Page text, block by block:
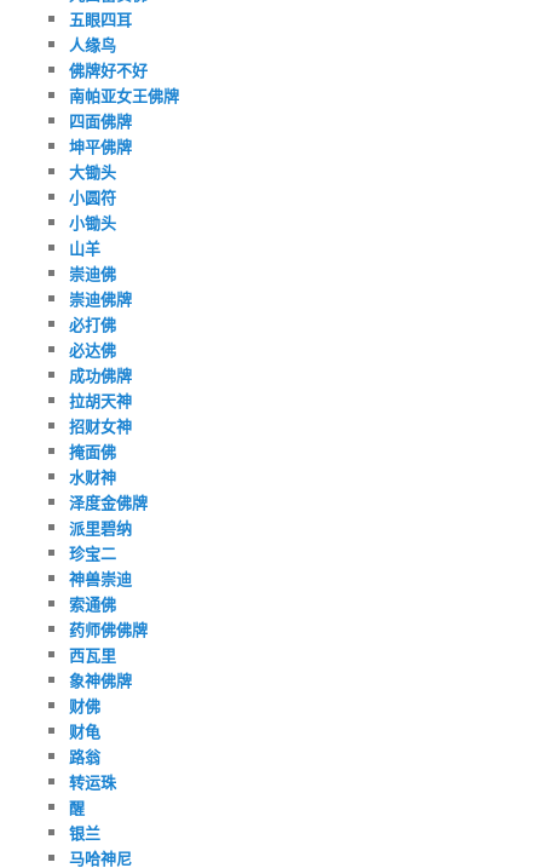
五眼四耳
人缘鸟
佛牌好不好
南帕亚女王佛牌
四面佛牌
坤平佛牌
大锄头
小圆符
小锄头
山羊
崇迪佛
崇迪佛牌
必打佛
必达佛
成功佛牌
拉胡天神
招财女神
掩面佛
水财神
泽度金佛牌
派里碧纳
珍宝二
神兽崇迪
索通佛
药师佛佛牌
西瓦里
象神佛牌
财佛
财龟
路翁
转运珠
醒
银兰
马哈神尼